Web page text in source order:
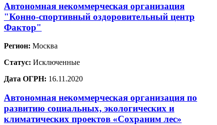
Автономная некоммерческая организация
"Конно-спортивный оздоровительный центр
Фактор"
Регион: Москва
Статус: Исключенные
Дата ОГРН: 16.11.2020
Автономная некоммерческая организация по
развитию социальных, экологических и
климатических проектов «Сохраним лес»